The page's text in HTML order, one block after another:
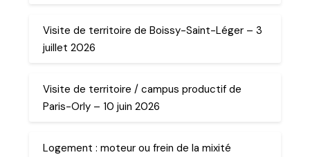
Visite de territoire de Boissy-Saint-Léger – 3
juillet 2026
Visite de territoire / campus productif de
Paris-Orly – 10 juin 2026
Logement : moteur ou frein de la mixité